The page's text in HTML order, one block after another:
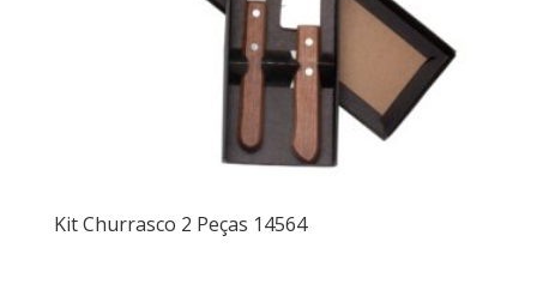
Kit Churrasco 2 Peças 14564